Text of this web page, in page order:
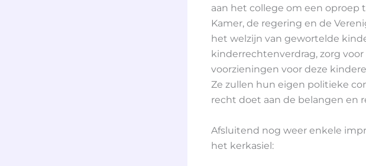
aan het college om een oproep
Kamer, de regering en de
het welzijn van gewortelde
kinderrechtenverdrag, zorg
voorzieningen voor deze
Ze zullen hun eigen politieke
recht doet aan de belangen en
Afsluitend nog weer enkele
het kerkasiel: